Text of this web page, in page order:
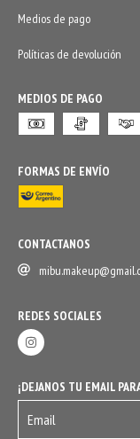
Medios de pago
Políticas de devolución
MEDIOS DE PAGO
FORMAS DE ENVÍO
CONTACTANOS
REDES SOCIALES
¡DEJANOS TU EMAIL